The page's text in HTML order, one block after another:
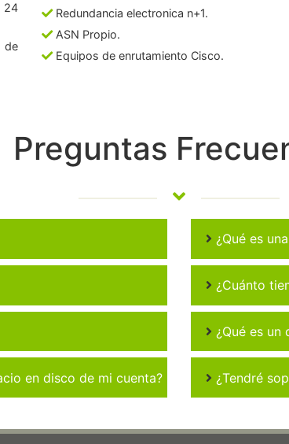
24
Redundancia electronica n+1.
ASN Propio.
Equipos de enrutamiento Cisco.
Preguntas
en disco de mi cuenta?
¿Qué es
¿Cuánto
¿Qué es un
¿Tendré